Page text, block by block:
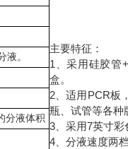
液。
分液体积
主要特征：
1、采用硅胶管
盒。
2、适用PCR板
瓶、试管等各种
3、采用7英寸彩
4、分液速度两